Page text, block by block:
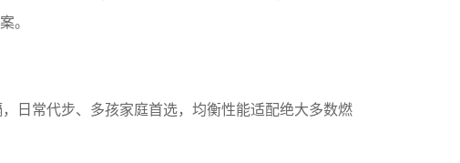
。
日常代步、多孩家庭首选，均衡性能适配绝大多数燃